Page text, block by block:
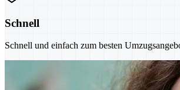
Schnell
Schnell und einfach zum besten